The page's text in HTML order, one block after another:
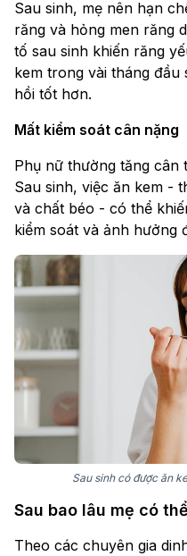
Sau sinh, mẹ nên hạn
răng và hỏng men răng
tố sau sinh khiến răng
kem trong vài tháng
hồi tốt hơn.
Mất kiểm soát cân nặng
Phụ nữ thường tăng cân
Sau sinh, việc ăn kem -
và chất béo - có thể
kiểm soát và ảnh hưởng
Sau sinh có được ăn
Sau bao lâu mẹ có
Theo các chuyên gia